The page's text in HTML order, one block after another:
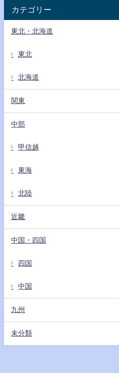
カテゴリー
東北・北海道
東北
北海道
関東
中部
甲信越
東海
北陸
近畿
中国・四国
四国
中国
九州
未分類